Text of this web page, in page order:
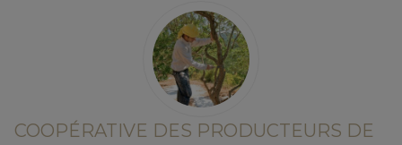
COOPÉRATIVE DES PRODUCTEURS DE